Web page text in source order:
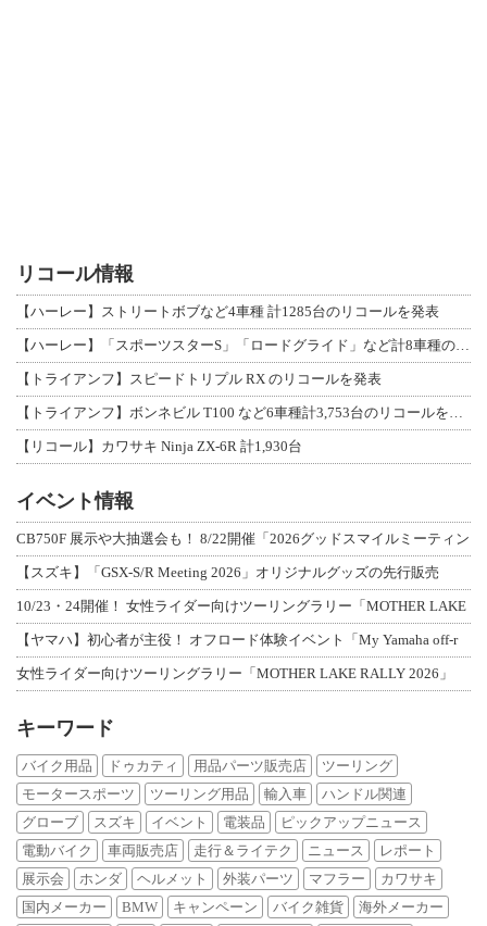
リコール情報
【ハーレー】ストリートボブなど4車種 計1285台のリコールを発表
【トライアンフ】スピードトリプル RX のリコールを発表
【リコール】カワサキ Ninja ZX-6R 計1,930台
イベント情報
CB750F 展示や大抽選会も！ 8/22開催「2026グッドスマイルミーティン
【スズキ】「GSX-S/R Meeting 2026」オリジナルグッズの先行販売
10/23・24開催！ 女性ライダー向けツーリングラリー「MOTHER LAKE
【ヤマハ】初心者が主役！ オフロード体験イベント「My Yamaha off-r
女性ライダー向けツーリングラリー「MOTHER LAKE RALLY 2026」
キーワード
バイク用品 ドゥカティ 用品パーツ販売店
ツーリング
モータースポーツ
ツーリング用品 輸入車
ハンドル関連
グローブ
スズキ イベント 電装品
ピックアップニュース
電動バイク
車両販売店 走行＆ライテク ニュース
レポート
展示会
ホンダ ヘルメット 外装パーツ マフラー
カワサキ
国内メーカー
BMW キャンペーン バイク雑貨 海外メーカー